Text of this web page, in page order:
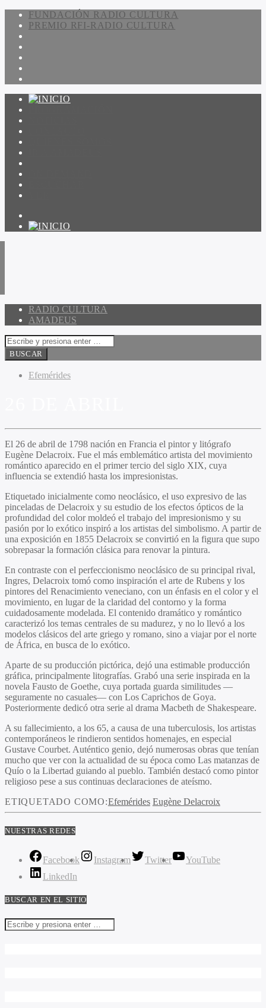
FUNDACIÓN RADIO CULTURA
PREMIO RFI-RADIO CULTURA
RADIO CULTURA
AMADEUS
Efemérides
El 26 de abril de 1798 nación en Francia el pintor y litógrafo
Eugène Delacroix. Fue el más emblemático artista del movimiento
romántico aparecido en el primer tercio del siglo XIX, cuya
influencia se extendió hasta los impresionistas.
Etiquetado inicialmente como neoclásico, el uso expresivo de las
pinceladas de Delacroix y su estudio de los efectos ópticos de la
profundidad del color moldeó el trabajo del impresionismo y su
pasión por lo exótico inspiró a los artistas del simbolismo. A partir de
una exposición en 1855 Delacroix se convirtió en la figura que supo
sobrepasar la formación clásica para renovar la pintura.
En contraste con el perfeccionismo neoclásico de su principal rival,
Ingres, Delacroix tomó como inspiración el arte de Rubens y los
pintores del Renacimiento veneciano, con un énfasis en el color y el
movimiento, en lugar de la claridad del contorno y la forma
cuidadosamente modelada. El contenido dramático y romántico
caracterizó los temas centrales de su madurez, y no lo llevó a los
modelos clásicos del arte griego y romano, sino a viajar por el norte
de África, en busca de lo exótico.
Aparte de su producción pictórica, dejó una estimable producción
gráfica, principalmente litografías. Grabó una serie inspirada en la
novela Fausto de Goethe, cuya portada guarda similitudes —
seguramente no casuales— con Los Caprichos de Goya.
Posteriormente dedicó otra serie al drama Macbeth de Shakespeare.
A su fallecimiento, a los 65, a causa de una tuberculosis, los artistas
contemporáneos le rindieron sentidos homenajes, en especial
Gustave Courbet. Auténtico genio, dejó numerosas obras que tenían
mucho que ver con la actualidad de su época como Las matanzas de
Quío o la Libertad guiando al pueblo. También destacó como pintor
religioso pese a sus continuas declaraciones de ateísmo.
ETIQUETADO COMO:Efemérides Eugène Delacroix
NUESTRAS REDES
Facebook Instagram Twitter
YouTube
LinkedIn
BUSCAR EN EL SITIO